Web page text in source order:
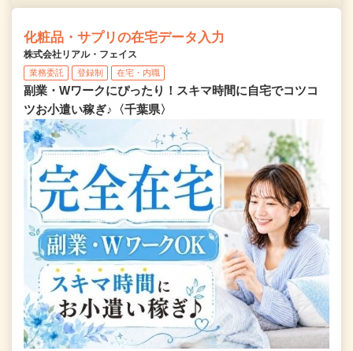
化粧品・サプリの在宅データ入力
株式会社リアル・フェイス
業務委託 登録制 在宅・内職
副業・Wワークにぴったり！スキマ時間に自宅でコツコ
ツお小遣い稼ぎ♪〈千葉県〉